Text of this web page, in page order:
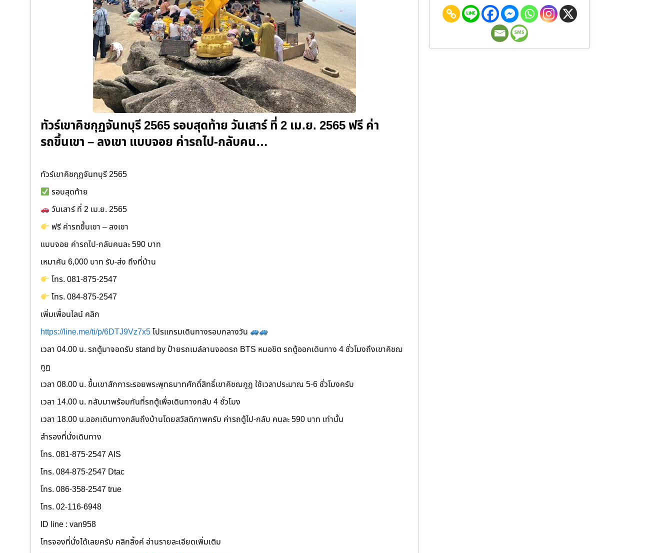
ทัวร์เขาคิชกุฏจันทบุรี 2565 รอบสุดท้าย วันเสาร์ ที่ 2 เม.ย. 2565 ฟรี ค่า
รถขึ้นเขา – ลงเขา แบบจอย ค่ารถไป-กลับคน…
ทัวร์เขาคิชกุฏจันทบุรี 2565
รอบสุดท้าย
วันเสาร์ ที่ 2 เม.ย. 2565
ฟรี ค่ารถขึ้นเขา – ลงเขา
แบบจอย ค่ารถไป-กลับคนละ 590 บาท
เหมาคัน 6,000 บาท รับ-ส่ง ถึงที่บ้าน
โทร. 081-875-2547
โทร. 084-875-2547
เพิ่มเพื่อนไลน์ คลิก
https://line.me/ti/p/6DTJ9Vz7x5โปรแกรมเดินทางรอบกลางวัน
เวลา 04.00 น. รถตู้มาจอดรับ stand by ป้ายรถเมล์ลานจอดรถ BTS หมอชิต รถตู้ออกเดินทาง 4 ชั่วโมงถึงเขาคิชฌ
กูฏ
เวลา 08.00 น. ขึ้นเขาสักการะรอยพระพุทธบาทศักดิ์สิทธิ์เขาคิชฌกูฏ ใช้เวลาประมาณ 5-6 ชั่วโมงครับ
เวลา 14.00 น. กลับมาพร้อมกันที่รถตู้เพื่อเดินทางกลับ 4 ชั่วโมง
เวลา 18.00 น.ออกเดินทางกลับถึงบ้านโดยสวัสดิภาพครับ ค่ารถตู้ไป-กลับ คนละ 590 บาท เท่านั้น
สำรองที่นั่งเดินทาง
โทร. 081-875-2547 AIS
โทร. 084-875-2547 Dtac
โทร. 086-358-2547 true
โทร. 02-116-6948
ID line : van958
โทรจองที่นั่งได้เลยครับ คลิกลิ้งค์ อ่านรายละเอียดเพิ่มเติม